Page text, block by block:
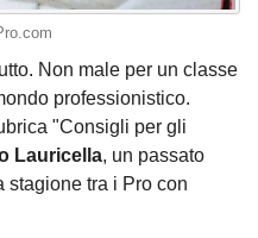
Non male per un classe
professionistico.
"Consigli per gli
Lauricella, un passato
stagione tra i Pro con